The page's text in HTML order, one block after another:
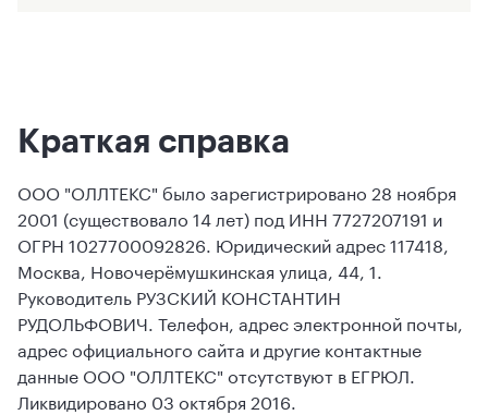
Краткая справка
ООО "ОЛЛТЕКС" было зарегистрировано 28 ноября
2001 (существовало 14 лет) под ИНН 7727207191 и
ОГРН 1027700092826. Юридический адрес 117418,
Москва, Новочерёмушкинская улица, 44, 1.
Руководитель РУЗСКИЙ КОНСТАНТИН
РУДОЛЬФОВИЧ. Телефон, адрес электронной почты,
адрес официального сайта и другие контактные
данные ООО "ОЛЛТЕКС" отсутствуют в ЕГРЮЛ.
Ликвидировано 03 октября 2016.